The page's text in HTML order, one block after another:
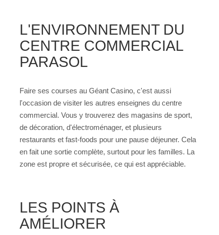
L'ENVIRONNEMENT DU
CENTRE COMMERCIAL
PARASOL
Faire ses courses au Géant Casino, c'est aussi
l'occasion de visiter les autres enseignes du centre
commercial. Vous y trouverez des magasins de sport,
de décoration, d'électroménager, et plusieurs
restaurants et fast-foods pour une pause déjeuner. Cela
en fait une sortie complète, surtout pour les familles. La
zone est propre et sécurisée, ce qui est appréciable.
LES POINTS À
AMÉLIORER